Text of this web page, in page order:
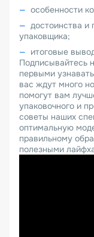
особенности
достоинства
упаковщика;
итоговые
Подписывайтесь
первыми
вас ждут много
помогут вам
упаковочного и
советы наших
оптимальную
правильному
полезными